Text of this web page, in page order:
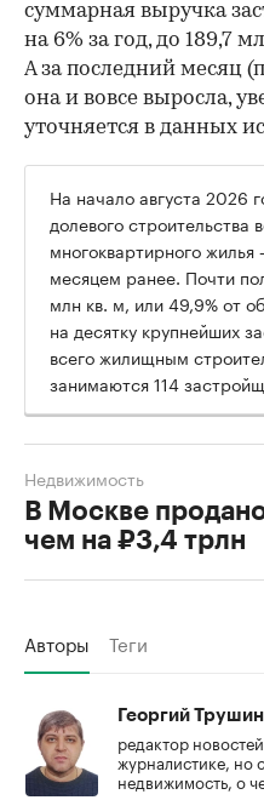
суммарная выручка
на 6% за год, до 189,7
А за последний месяц
она и вовсе выросла,
уточняется в данных
На начало августа 2026
долевого строительства
многоквартирного
месяцем ранее. Почти
млн кв. м, или 49,9% от
на десятку крупнейших
всего жилищным
занимаются 114
В Москве
чем на ₽3,4 трлн
Недвижимость
Авторы Теги
Георгий Трушин
редактор
журналистике, но
недвижимость, о